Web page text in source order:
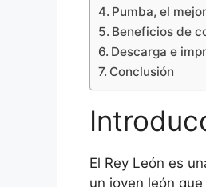
Pumba, el
Beneficios de
Descarga e
Conclusión
El Rey León es
un joven león